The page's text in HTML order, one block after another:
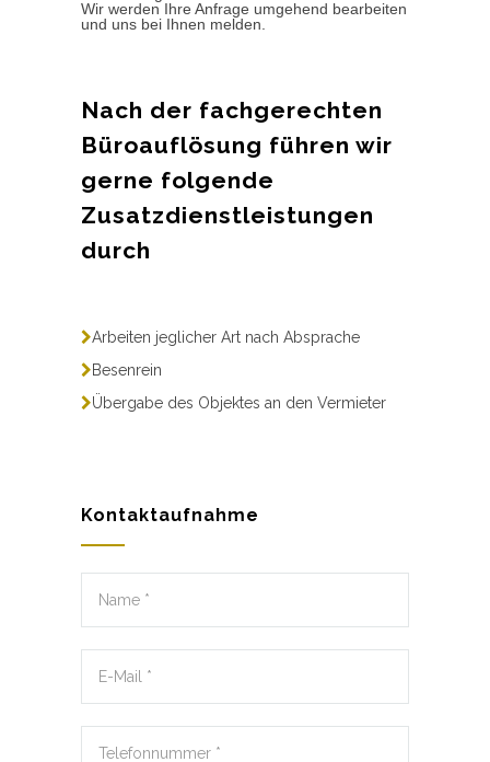
Wir werden Ihre Anfrage umgehend bearbeiten
und uns bei Ihnen melden.
Nach der fachgerechten
Büroauflösung führen wir
gerne folgende
Zusatzdienstleistungen
durch
Arbeiten jeglicher Art nach Absprache
Besenrein
Übergabe des Objektes an den Vermieter
Kontaktaufnahme